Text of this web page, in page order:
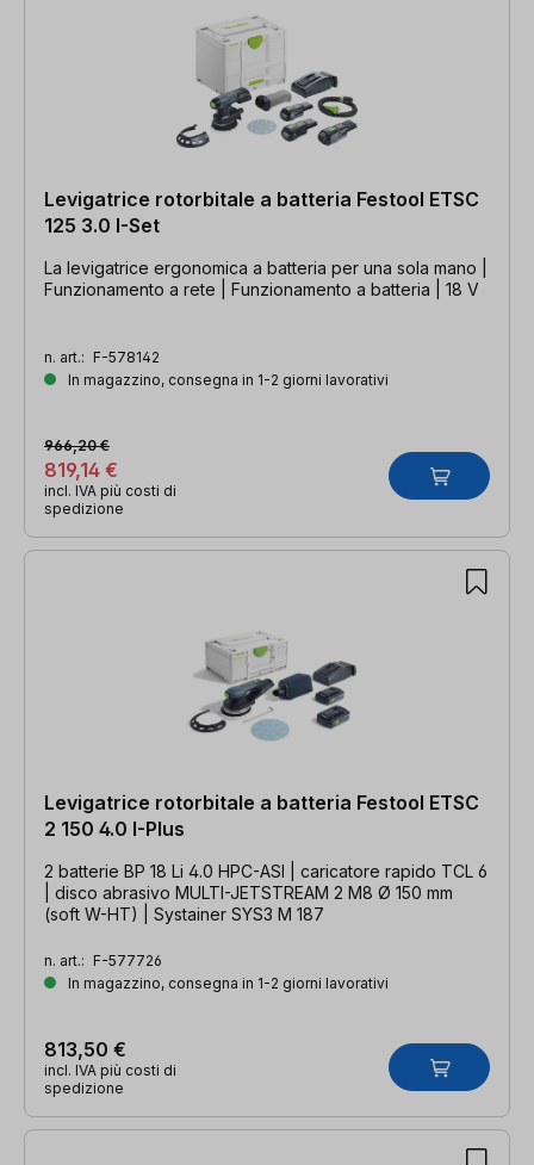
Levigatrice rotorbitale a batteria Festool ETSC
125 3.0 I-Set
La levigatrice ergonomica a batteria per una sola mano |
Funzionamento a rete | Funzionamento a batteria | 18 V
n. art.: F-578142
In magazzino, consegna in 1-2 giorni lavorativi
819,14 €
966,20 €
incl. IVA più costi di
spedizione
Levigatrice rotorbitale a batteria Festool ETSC
2 150 4.0 I-Plus
2 batterie BP 18 Li 4.0 HPC-ASI | caricatore rapido TCL 6
| disco abrasivo MULTI-JETSTREAM 2 M8 Ø 150 mm
(soft W-HT) | Systainer SYS3 M 187
n. art.: F-577726
In magazzino, consegna in 1-2 giorni lavorativi
813,50 €
incl. IVA più costi di
spedizione